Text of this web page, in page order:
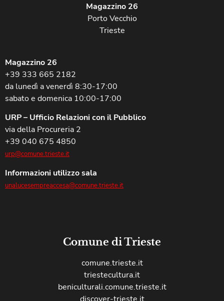
Magazzino 26
Porto Vecchio
Trieste
Magazzino 26
+39 333 665 2182
da lunedì a venerdì 8:30-17:00
sabato e domenica 10:00-17:00
URP – Ufficio Relazioni con il Pubblico
via della Procureria 2
+39 040 675 4850
urp@comune.trieste.it
Informazioni utilizzo sala
unalucesempreaccesa@comune.trieste.it
Comune di Trieste
comune.trieste.it
triestecultura.it
beniculturali.comune.trieste.it